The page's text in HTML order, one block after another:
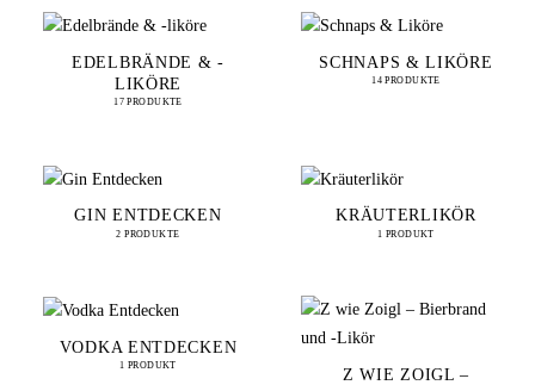
EDELBRÄNDE & -
LIKÖRE
17 PRODUKTE
SCHNAPS & LIKÖRE
14 PRODUKTE
GIN ENTDECKEN
2 PRODUKTE
KRÄUTERLIKÖR
1 PRODUKT
VODKA ENTDECKEN
1 PRODUKT
Z WIE ZOIGL –